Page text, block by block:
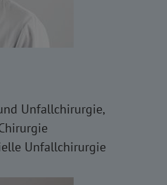
Unfallchirurgie,
Unfallchirurgie